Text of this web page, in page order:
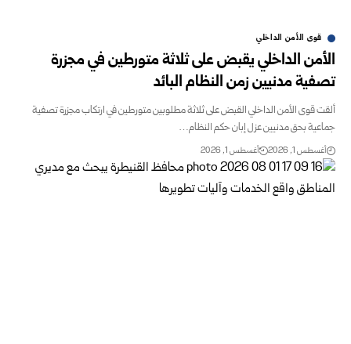
قوى الأمن الداخلي
الأمن الداخلي يقبض على ثلاثة متورطين في مجزرة
تصفية مدنيين زمن ‏النظام البائد
ألقت قوى الأمن الداخلي القبض على ثلاثة مطلوبين متورطين في ‏ارتكاب ‏مجزرة تصفية
جماعية بحق مدنيين عزل إبان حكم النظام…
أغسطس 1, 2026 أغسطس 1, 2026